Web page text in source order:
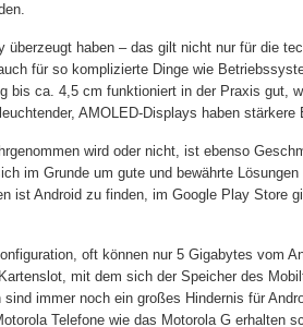
überzeugt haben – das gilt nicht nur für die
für so komplizierte Dinge wie
bis ca. 4,5 cm funktioniert in der Praxis gut,
AMOLED-Displays haben stärkere
wird oder nicht, ist ebenso
im Grunde um gute und bewährte
ist Android zu finden, im Google Play Store
oft können nur 5 Gigabytes vom
mit dem sich der Speicher des
immer noch ein großes Hindernis für
Telefone wie das Motorola G erhalten